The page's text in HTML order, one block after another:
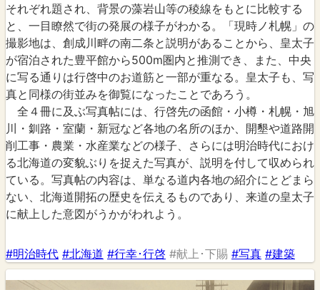
それぞれ題され、背景の藻岩山等の稜線をもとに比較する
と、一目瞭然で街の発展の様子がわかる。「現時ノ札幌」の
撮影地は、創成川畔の南二条と説明があることから、皇太子
が宿泊された豊平館から500m圏内と推測でき、また、中央
に写る通りは行啓中のお道筋と一部が重なる。皇太子も、写
真と同様の街並みを御覧になったことであろう。
全４冊に及ぶ写真帖には、行啓先の函館・小樽・札幌・旭
川・釧路・室蘭・新冠など各地の名所のほか、開墾や道路開
削工事・農業・水産業などの様子、さらには明治時代におけ
る北海道の変貌ぶりを捉えた写真が、説明を付して収められ
ている。写真帖の内容は、単なる道内各地の紹介にとどまら
ない、北海道開拓の歴史を伝えるものであり、来道の皇太子
に献上した意図がうかがわれよう。
#明治時代 #北海道 #行幸･行啓 #献上･下賜 #写真 #建築